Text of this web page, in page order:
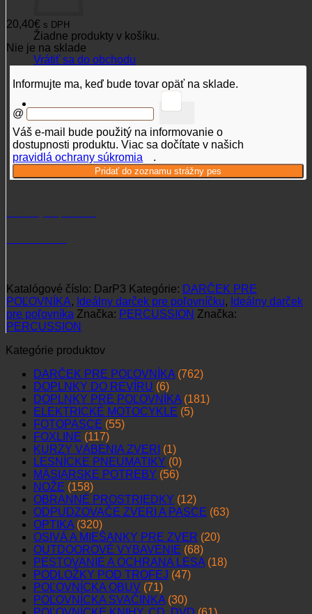
Žiadne produkty v košíku.
Vrátiť sa do obchodu
20,40€ s DPH
Nie je na sklade
Informujte ma, keď bude tovar opäť na sklade.
@
Váš e-mail bude použitý na informovanie o
dostupnosti produktu. Viac sa dočítate v našich
pravidlá ochrany súkromia
.
Katalógové číslo: DarP3 Kategórie: DARČEK PRE
POĽOVNÍKA, Ideálny darček pre poľovníčku, Ideálny darček
pre poľovníka Značka: PERCUSSION Značka:
PERCUSSION
Kategórie produktov
DARČEK PRE POĽOVNÍKA (762)
DOPLNKY DO REVÍRU (6)
DOPLNKY PRE POĽOVNÍKA (181)
ELEKTRICKÉ MOTOCYKLE (5)
FOTOPASCE (55)
FOXLINE (117)
KURZY VÁBENIA ZVERI (1)
LESNÍCKE PNEUMATIKY (0)
MÄSIARSKE POTREBY (56)
NOŽE (158)
OBRANNÉ PROSTRIEDKY (12)
ODPUDZOVAČE ZVERI A PASCE (63)
OPTIKA (320)
OSIVÁ A MIEŠANKY PRE ZVER (20)
OUTDOOROVÉ VYBAVENIE (68)
PESTOVANIE A OCHRANA LESA (18)
PODLOŽKY POD TROFEJ (47)
POĽOVNÍCKA OBUV (71)
POĽOVNÍCKA SVAČINKA (30)